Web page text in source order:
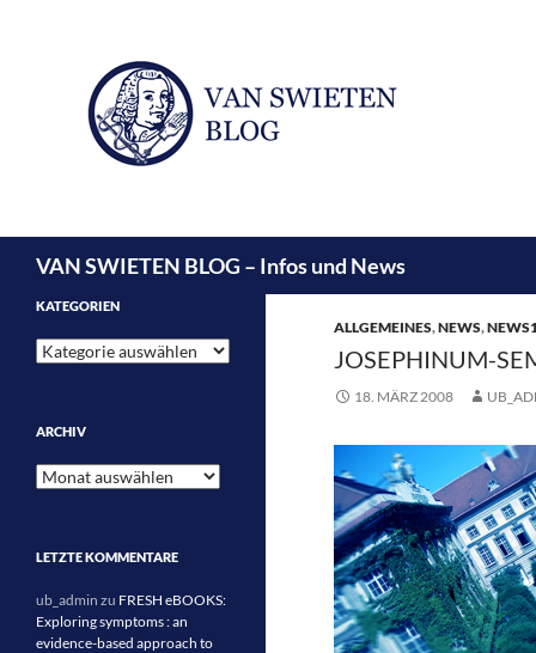
VAN SWIETEN BLOG – Infos und News
ALLGEMEINES,NEWS,
JOSEPHINUM-
18. MÄRZ 2008
KATEGORIEN
Kategorien
ARCHIV
Archiv
LETZTE KOMMENTARE
ub_admin zu FRESH eBOOKS:
Exploring symptoms : an
evidence-based approach to